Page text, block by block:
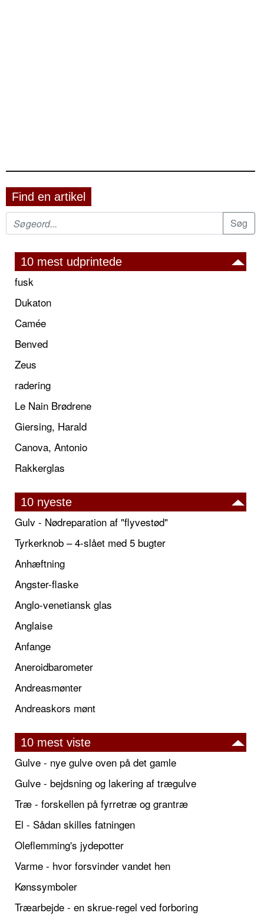
Find en artikel
10 mest udprintede
fusk
Dukaton
Camée
Benved
Zeus
radering
Le Nain Brødrene
Giersing, Harald
Canova, Antonio
Rakkerglas
10 nyeste
Gulv - Nødreparation af "flyvestød"
Tyrkerknob – 4-slået med 5 bugter
Anhæftning
Angster-flaske
Anglo-venetiansk glas
Anglaise
Anfange
Aneroidbarometer
Andreasmønter
Andreaskors mønt
10 mest viste
Gulve - nye gulve oven på det gamle
Gulve - bejdsning og lakering af trægulve
Træ - forskellen på fyrretræ og grantræ
El - Sådan skilles fatningen
Oleflemming's jydepotter
Varme - hvor forsvinder vandet hen
Kønssymboler
Træarbejde - en skrue-regel ved forboring